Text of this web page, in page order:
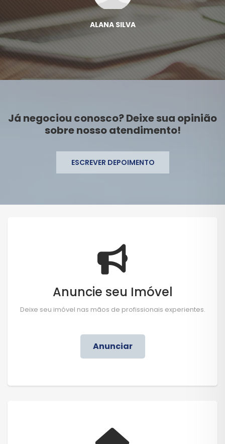
ALANA SILVA
Já negociou conosco? Deixe sua opinião
sobre nosso atendimento!
ESCREVER DEPOIMENTO
Anuncie seu Imóvel
Deixe seu imóvel nas mãos de profissionais experientes.
Anunciar